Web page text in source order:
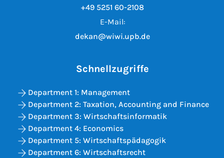
+49 5251 60-2108
E-Mail:
dekan@wiwi.upb.de
Schnellzugriffe
Department 1: Management
Department 2: Taxation, Accounting and Finance
Department 3: Wirtschaftsinformatik
Department 4: Economics
Department 5: Wirtschaftspädagogik
Department 6: Wirtschaftsrecht